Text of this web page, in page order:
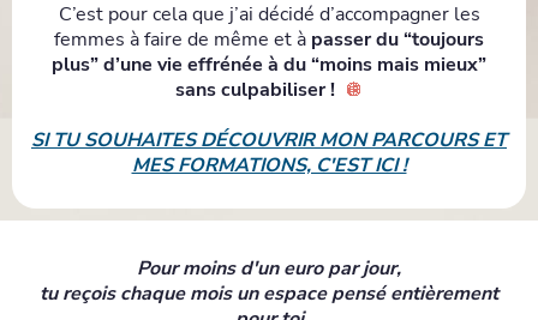
C’est pour cela que j’ai décidé d’accompagner les
femmes à faire de même et à passer du “toujours
plus” d’une vie effrénée à du “moins mais mieux”
sans culpabiliser ! 🪩
SI TU SOUHAITES DÉCOUVRIR MON PARCOURS ET
MES FORMATIONS, C'EST ICI !
Pour moins d'un euro par jour,
tu reçois chaque mois un espace pensé entièrement